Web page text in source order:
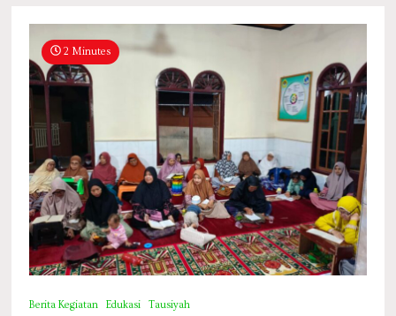
2 Minutes
Berita Kegiatan Edukasi Tausiyah